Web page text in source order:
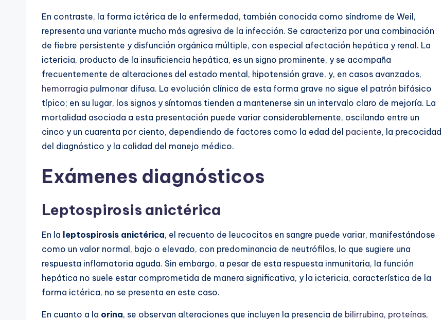
En contraste, la forma ictérica de la enfermedad, también conocida como síndrome de Weil,
representa una variante mucho más agresiva de la infección. Se caracteriza por una combinación
de fiebre persistente y disfunción orgánica múltiple, con especial afectación hepática y renal. La
ictericia, producto de la insuficiencia hepática, es un signo prominente, y se acompaña
frecuentemente de alteraciones del estado mental, hipotensión grave, y, en casos avanzados,
hemorragia pulmonar difusa. La evolución clínica de esta forma grave no sigue el patrón bifásico
típico; en su lugar, los signos y síntomas tienden a mantenerse sin un intervalo claro de mejoría. La
mortalidad asociada a esta presentación puede variar considerablemente, oscilando entre un
cinco y un cuarenta por ciento, dependiendo de factores como la edad del paciente, la precocidad
del diagnóstico y la calidad del manejo médico.
Exámenes diagnósticos
Leptospirosis anictérica
En la leptospirosis anictérica, el recuento de leucocitos en sangre puede variar, manifestándose
como un valor normal, bajo o elevado, con predominancia de neutrófilos, lo que sugiere una
respuesta inflamatoria aguda. Sin embargo, a pesar de esta respuesta inmunitaria, la función
hepática no suele estar comprometida de manera significativa, y la ictericia, característica de la
forma ictérica, no se presenta en este caso.
En cuanto a la orina, se observan alteraciones que incluyen la presencia de bilirrubina, proteínas,